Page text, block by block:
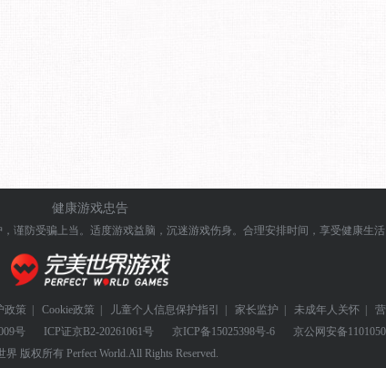
健康游戏忠告
谨防受骗上当。 适度游戏益脑，沉迷游戏伤身。合理安排时间，享受健康生活
政策 | Cookie政策 | 儿童个人信息保护指引 | 家长监护 | 未成年人关怀 |
号 ICP证京B2-20261061号 京ICP备15025398号-6 京公网安备
版权所有 Perfect World.All Rights Reserved.